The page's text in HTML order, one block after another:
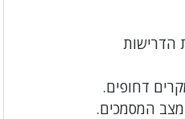
הדרישות
המסמכים.